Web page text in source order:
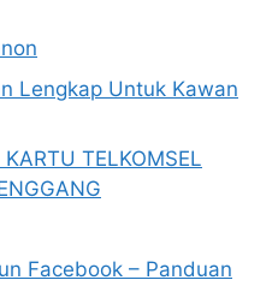
Lengkap Untuk Kawan
TELKOMSEL
Facebook – Panduan